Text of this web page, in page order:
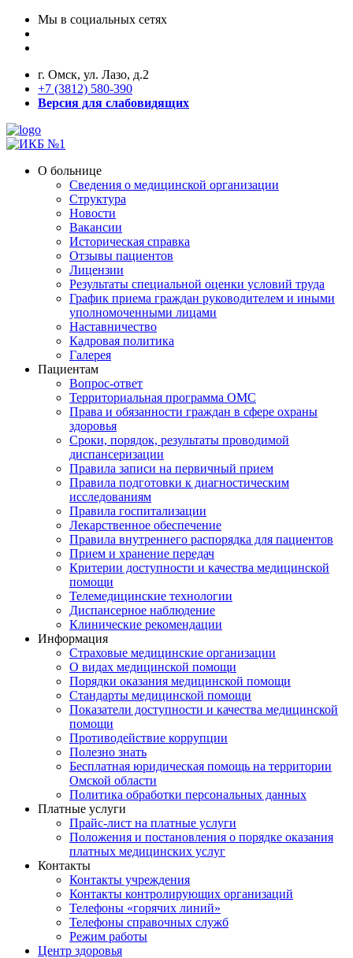
Мы в социальных сетях
г. Омск, ул. Лазо, д.2
+7 (3812) 580-390
Версия для слабовидящих
О больнице
Сведения о медицинской организации
Структура
Новости
Вакансии
Историческая справка
Отзывы пациентов
Лицензии
Результаты специальной оценки условий труда
График приема граждан руководителем и иными
уполномоченными лицами
Наставничество
Кадровая политика
Галерея
Пациентам
Вопрос-ответ
Территориальная программа ОМС
Права и обязанности граждан в сфере охраны
здоровья
Сроки, порядок, результаты проводимой
диспансеризации
Правила записи на первичный прием
Правила подготовки к диагностическим
исследованиям
Правила госпитализации
Лекарственное обеспечение
Правила внутреннего распорядка для пациентов
Прием и хранение передач
Критерии доступности и качества медицинской
помощи
Телемедицинские технологии
Диспансерное наблюдение
Клинические рекомендации
Информация
Страховые медицинские организации
О видах медицинской помощи
Порядки оказания медицинской помощи
Стандарты медицинской помощи
Показатели доступности и качества медицинской
помощи
Противодействие коррупции
Полезно знать
Бесплатная юридическая помощь на территории
Омской области
Политика обработки персональных данных
Платные услуги
Прайс-лист на платные услуги
Положения и постановления о порядке оказания
платных медицинских услуг
Контакты
Контакты учреждения
Контакты контролирующих организаций
Телефоны «горячих линий»
Телефоны справочных служб
Режим работы
Центр здоровья